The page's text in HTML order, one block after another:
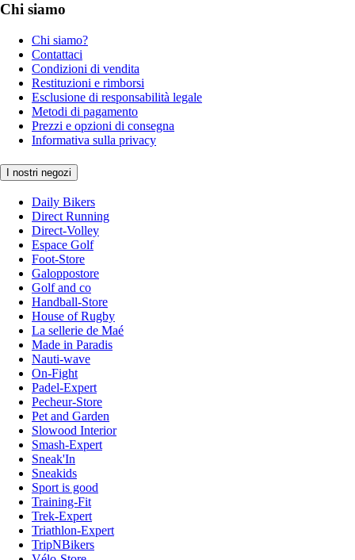
Chi siamo
Chi siamo?
Contattaci
Condizioni di vendita
Restituzioni e rimborsi
Esclusione di responsabilità legale
Metodi di pagamento
Prezzi e opzioni di consegna
Informativa sulla privacy
I nostri negozi
Daily Bikers
Direct Running
Direct-Volley
Espace Golf
Foot-Store
Galoppostore
Golf and co
Handball-Store
House of Rugby
La sellerie de Maé
Made in Paradis
Nauti-wave
On-Fight
Padel-Expert
Pecheur-Store
Pet and Garden
Slowood Interior
Smash-Expert
Sneak'In
Sneakids
Sport is good
Training-Fit
Trek-Expert
Triathlon-Expert
TripNBikers